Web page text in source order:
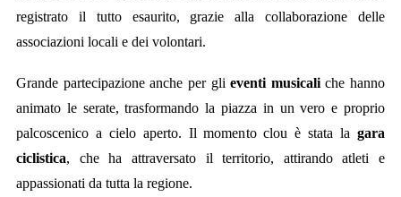
registrato il tutto esaurito, grazie alla collaborazione delle
associazioni locali e dei volontari.
Grande partecipazione anche per glieventi musicaliche hanno
animato le serate, trasformando la piazza in un vero e proprio
palcoscenico a cielo aperto. Il momento clou è stata la gara
ciclistica, che ha attraversato il territorio, attirando atleti e
appassionati da tutta la regione.